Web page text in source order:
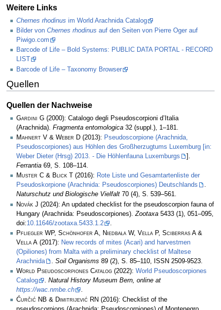
Weitere Links
Chernes rhodinus im World Arachnida Catalog
Bilder von Chernes rhodinus auf den Seiten von Pierre Oger auf
Piwigo.com
Barcode of Life – Bold Systems: PUBLIC DATA PORTAL - RECORD
LIST
Barcode of Life – Taxonomy Browser
Quellen
Quellen der Nachweise
Gardini G (2000): Catalogo degli Pseudoscorpioni d’Italia
(Arachnida). Fragmenta entomologica 32 (suppl.), 1–181.
Mahnert V & Weber D (2013): Pseudoscorpione (Arachnida,
Pseudoscorpiones) aus Höhlen des Großherzugtums Luxemburg [in:
Weber Dieter (Hrsg) 2013. - Die Höhlenfauna Luxemburgs
].
Ferrantia 69, S. 108–114.
Muster C & Blick T
(2016): Rote Liste und Gesamtartenliste der
Pseudoskorpione (Arachnida: Pseudoscorpiones) Deutschlands
.
Naturschutz und Biologische Vielfalt 70 (4), S. 539–561.
Novák J (2024): An updated checklist for the pseudoscorpion fauna of
Hungary (Arachnida: Pseudoscorpiones). Zootaxa 5433 (1), 051–095,
doi:10.11646/zootaxa.5433.1.2
Pfliegler WP, Schönhofer A, Niedbała W, Vella P, Sciberras A &
Vella A (2017): New records of mites (Acari) and harvestmen
(Opiliones) from Malta with a preliminary checklist of Maltese
Arachnida
. Soil Organisms 89 (2), S. 85–110, ISSN 2509-9523.
World Pseudoscorpiones Catalog (2022): World Pseudoscorpiones
Catalog
. Natural History Museum Bern, online at
https://wac.nmbe.ch
.
Ćurčić NB & Dimitrijević RN (2016): Checklist of the